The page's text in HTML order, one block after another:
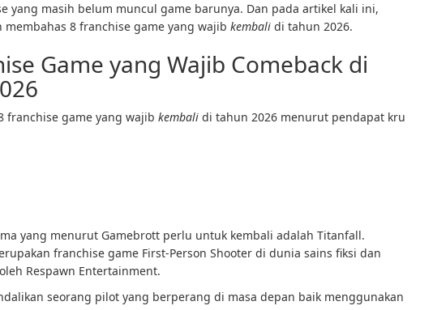
yang masih belum muncul game barunya. Dan pada artikel kali ini,
membahas 8 franchise game yang wajib kembali di tahun 2026.
Game yang Wajib Comeback di
franchise game yang wajib kembali di tahun 2026 menurut pendapat kru
yang menurut Gamebrott perlu untuk kembali adalah Titanfall.
franchise game First-Person Shooter di dunia sains fiksi dan
Respawn Entertainment.
seorang pilot yang berperang di masa depan baik menggunakan